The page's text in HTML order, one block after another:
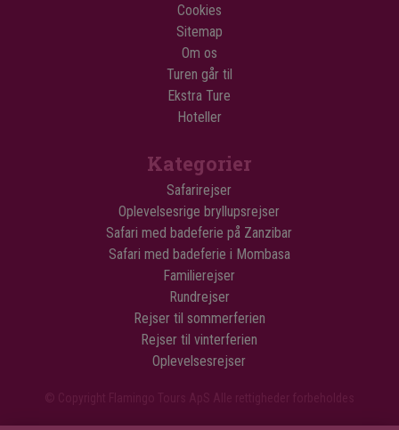
Cookies
Sitemap
Om os
Turen går til
Ekstra Ture
Hoteller
Kategorier
Safarirejser
Oplevelsesrige bryllupsrejser
Safari med badeferie på Zanzibar
Safari med badeferie i Mombasa
Familierejser
Rundrejser
Rejser til sommerferien
Rejser til vinterferien
Oplevelsesrejser